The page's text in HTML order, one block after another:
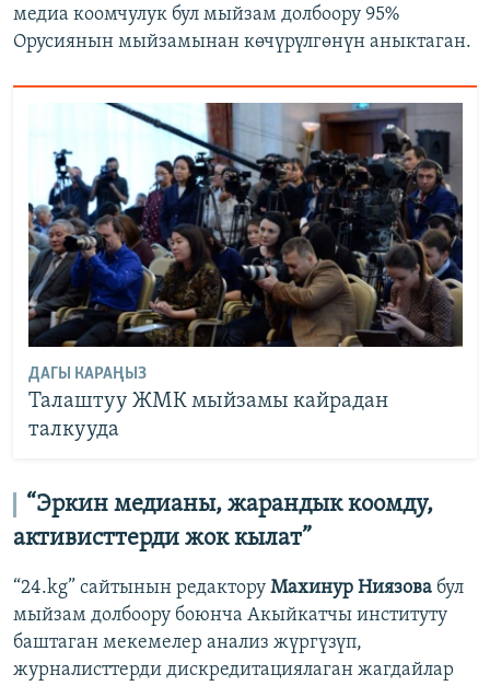
медиа коомчулук бул мыйзам долбоору 95%
Орусиянын мыйзамынан көчүрүлгөнүн аныктаган.
ДАГЫ КАРАҢЫЗ
Талаштуу ЖМК мыйзамы кайрадан
талкууда
“Эркин медианы, жарандык коомду,
активисттерди жок кылат”
“24.kg” сайтынын редактору Махинур Ниязова бул
мыйзам долбоору боюнча Акыйкатчы институту
баштаган мекемелер анализ жүргүзүп,
журналисттерди дискредитациялаган жагдайлар